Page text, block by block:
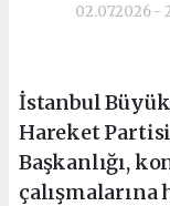
02.07.2026 -
İstanbul
Hareket
Başkanlığı,
çalışmalarına